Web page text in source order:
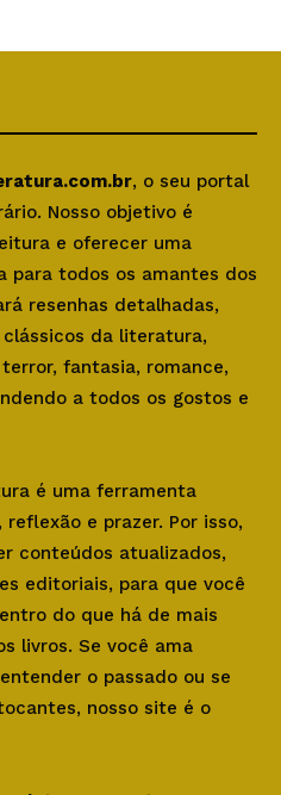
, o seu portal
Nosso objetivo é
e oferecer uma
para todos os amantes dos
resenhas detalhadas,
da literatura,
fantasia, romance,
a todos os gostos e
é uma ferramenta
e prazer. Por isso,
conteúdos atualizados,
editoriais, para que você
do que há de mais
livros. Se você ama
o passado ou se
nosso site é o